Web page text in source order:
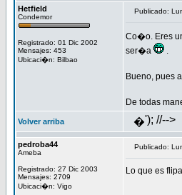
Hetfield
Condemor
Registrado: 01 Dic 2002
Mensajes: 453
Ubicaci�n: Bilbao
Publicado:
Co�o. Eres
ser�a
.
Bueno, pues
De todas
Volver arriba �'); //-->
pedroba44
Ameba
Registrado: 27 Dic 2003
Mensajes: 2709
Ubicaci�n: Vigo
Publicado:
Lo que es